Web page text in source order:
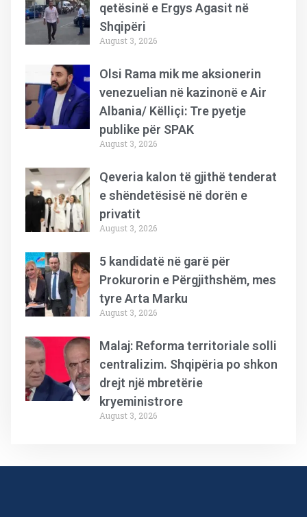
qetësinë e Ergys Agasit në
Shqipëri
August 3, 2026
Olsi Rama mik me aksionerin
venezuelian në kazinonë e Air
Albania/ Këlliçi: Tre pyetje
publike për SPAK
August 3, 2026
Qeveria kalon të gjithë tenderat
e shëndetësisë në dorën e
privatit
August 3, 2026
5 kandidatë në garë për
Prokurorin e Përgjithshëm, mes
tyre Arta Marku
August 3, 2026
Malaj: Reforma territoriale solli
centralizim. Shqipëria po shkon
drejt një mbretërie
kryeministrore
August 3, 2026